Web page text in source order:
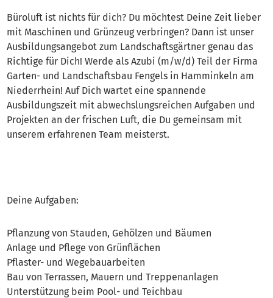
Büroluft ist nichts für dich? Du möchtest Deine Zeit lieber
mit Maschinen und Grünzeug verbringen? Dann ist unser
Ausbildungsangebot zum Landschaftsgärtner genau das
Richtige für Dich! Werde als Azubi (m/w/d) Teil der Firma
Garten- und Landschaftsbau Fengels in Hamminkeln am
Niederrhein! Auf Dich wartet eine spannende
Ausbildungszeit mit abwechslungsreichen Aufgaben und
Projekten an der frischen Luft, die Du gemeinsam mit
unserem erfahrenen Team meisterst.
Deine Aufgaben:
Pflanzung von Stauden, Gehölzen und Bäumen
Anlage und Pflege von Grünflächen
Pflaster- und Wegebauarbeiten
Bau von Terrassen, Mauern und Treppenanlagen
Unterstützung beim Pool- und Teichbau